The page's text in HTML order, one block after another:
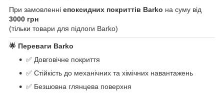
При замовленні епоксидних покриттів Barko на суму від
3000 грн
(тільки товари для підлоги Barko)
🌟 Переваги Barko
✅ Довговічне покриття
✅ Стійкість до механічних та хімічних навантажень
✅ Безшовна глянцева поверхня